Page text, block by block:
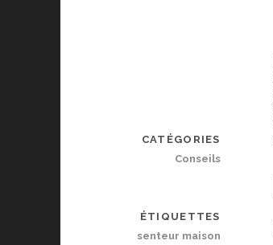
CATÉGORIES
Conseils
ÉTIQUETTES
senteur maison